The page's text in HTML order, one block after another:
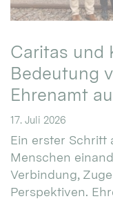
Caritas und
Bedeutung
Ehrenamt
17. Juli 2026
Ein erster Schritt
Menschen
Verbindung,
Perspektiven.